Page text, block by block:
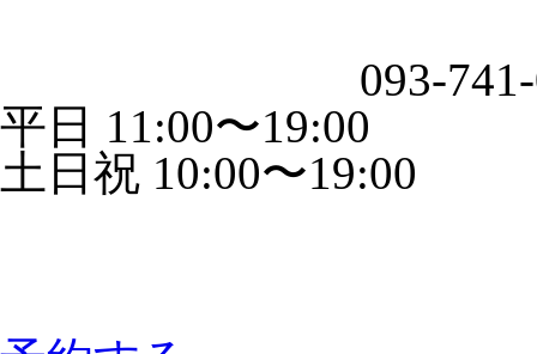
093-
平日 11:00〜19:00
土日祝 10:00〜19:00